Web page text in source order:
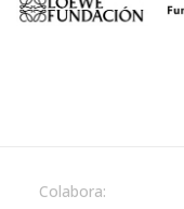
Colabora: